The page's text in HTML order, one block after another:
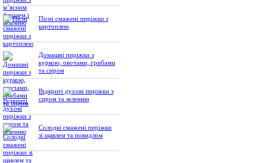
Пісні смажені пиріжки з
картоплею
Домашні пиріжки з
куркою, овочами, грибами
та сиром
Відкриті духові пиріжки з
сиром та зеленню
Солодкі смажені пиріжки
зі щавлем та повидлом